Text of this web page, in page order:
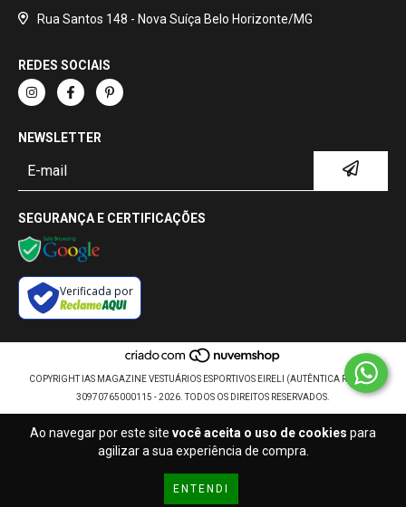
Ao navegar por este site você aceita o uso de cookies para
agilizar a sua experiência de compra.
ENTENDI
Rua Santos 148 - Nova Suíça Belo Horizonte/MG
REDES SOCIAIS
NEWSLETTER
SEGURANÇA E CERTIFICAÇÕES
Verificada por
COPYRIGHT IAS MAGAZINE VESTUÁRIOS ESPORTIVOS EIRELI (AUTÊNTICA RETRÔ) -
30970765000115 - 2026. TODOS OS DIREITOS RESERVADOS.